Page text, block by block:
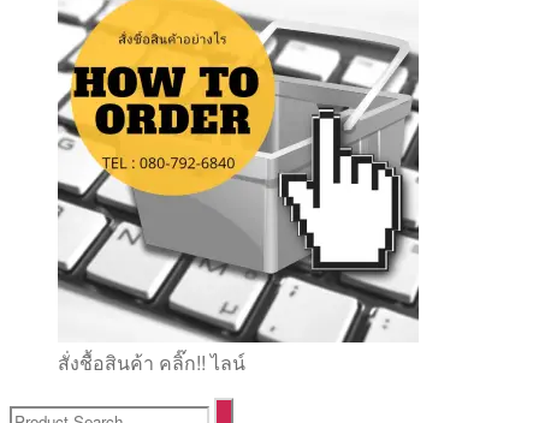
สั่งชื้อสินค้า คลิ๊ก!! ไลน์